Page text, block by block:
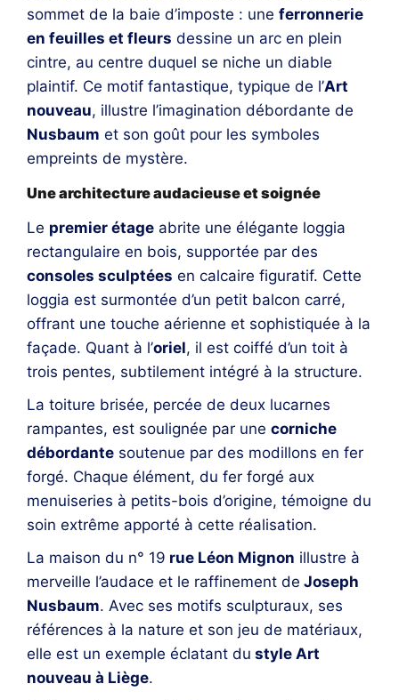
sommet de la baie d’imposte : une ferronnerie
en feuilles et fleurs dessine un arc en plein
cintre, au centre duquel se niche un diable
plaintif. Ce motif fantastique, typique de l’Art
nouveau, illustre l’imagination débordante de
Nusbaum et son goût pour les symboles
empreints de mystère.
Une architecture audacieuse et soignée
Le premier étage abrite une élégante loggia
rectangulaire en bois, supportée par des
consoles sculptées en calcaire figuratif. Cette
loggia est surmontée d’un petit balcon carré,
offrant une touche aérienne et sophistiquée à la
façade. Quant à l’oriel, il est coiffé d’un toit à
trois pentes, subtilement intégré à la structure.
La toiture brisée, percée de deux lucarnes
rampantes, est soulignée par une corniche
débordante soutenue par des modillons en fer
forgé. Chaque élément, du fer forgé aux
menuiseries à petits-bois d’origine, témoigne du
soin extrême apporté à cette réalisation.
La maison du n° 19 rue Léon Mignon illustre à
merveille l’audace et le raffinement de Joseph
Nusbaum. Avec ses motifs sculpturaux, ses
références à la nature et son jeu de matériaux,
elle est un exemple éclatant du style Art
nouveau à Liège.